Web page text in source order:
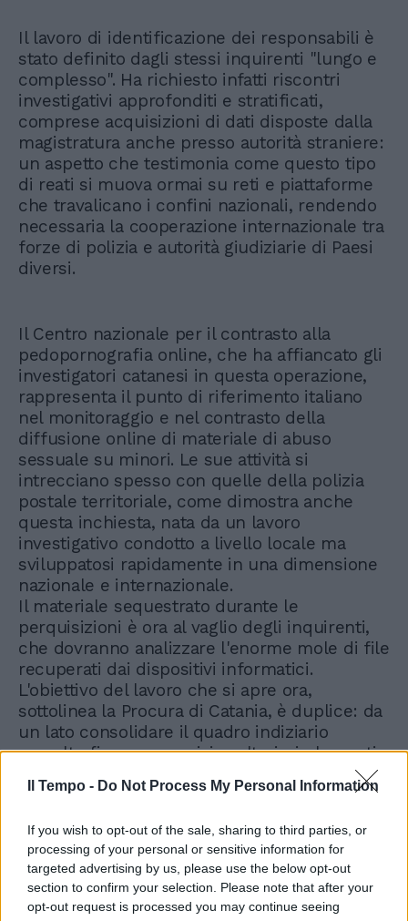
Il Tempo - Do Not Process My Personal Information
If you wish to opt-out of the sale, sharing to third parties, or
processing of your personal or sensitive information for
targeted advertising by us, please use the below opt-out
section to confirm your selection. Please note that after your
opt-out request is processed you may continue seeing
Il lavoro di identificazione dei responsabili è
stato definito dagli stessi inquirenti "lungo e
complesso". Ha richiesto infatti riscontri
investigativi approfonditi e stratificati,
comprese acquisizioni di dati disposte dalla
magistratura anche presso autorità straniere:
un aspetto che testimonia come questo tipo
di reati si muova ormai su reti e piattaforme
che travalicano i confini nazionali, rendendo
necessaria la cooperazione internazionale tra
forze di polizia e autorità giudiziarie di Paesi
diversi.
Il Centro nazionale per il contrasto alla
pedopornografia online, che ha affiancato gli
investigatori catanesi in questa operazione,
rappresenta il punto di riferimento italiano
nel monitoraggio e nel contrasto della
diffusione online di materiale di abuso
sessuale su minori. Le sue attività si
intrecciano spesso con quelle della polizia
postale territoriale, come dimostra anche
questa inchiesta, nata da un lavoro
investigativo condotto a livello locale ma
sviluppatosi rapidamente in una dimensione
nazionale e internazionale.
Il materiale sequestrato durante le
perquisizioni è ora al vaglio degli inquirenti,
che dovranno analizzare l'enorme mole di file
recuperati dai dispositivi informatici.
L'obiettivo del lavoro che si apre ora,
sottolinea la Procura di Catania, è duplice: da
un lato consolidare il quadro indiziario
raccolto finora e acquisire ulteriori elementi
a carico di soggetti ancora non identificati,
che potrebbero far parte della stessa rete;
dell'intera inchiesta, risalire all'identità delle
piccole vittime ritratte nei contenuti
sequestrati, al fine di poterle sottrarre a
eventuali situazioni di abuso ancora in corso.